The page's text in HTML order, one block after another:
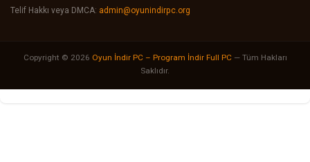
Telif Hakkı veya DMCA: admin@oyunindirpc.org
Copyright © 2026 Oyun İndir PC – Program İndir Full PC — Tüm Hakları
Saklıdır.